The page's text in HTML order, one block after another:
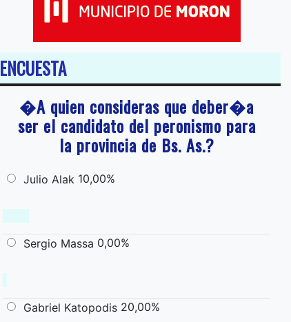
ENCUESTA
�A quien consideras que deber�a
ser el candidato del peronismo para
la provincia de Bs. As.?
Julio Alak 10,00%
Sergio Massa 0,00%
Gabriel Katopodis 20,00%